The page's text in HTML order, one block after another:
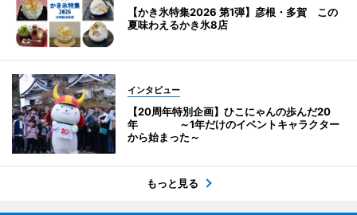
【かき氷特集2026 第1弾】彦根・多賀 この
夏味わえるかき氷8店
インタビュー
【20周年特別企画】ひこにゃんの歩んだ20
年 ～1年だけのイベントキャラクター
から始まった～
もっと見る